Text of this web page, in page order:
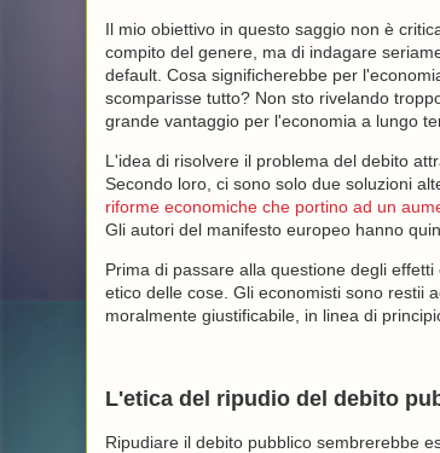
Il mio obiettivo in questo saggio non è
compito del genere, ma di indagare
default. Cosa significherebbe per
scomparisse tutto? Non sto rivelando
grande vantaggio per l'economia a lungo
L'idea di risolvere il problema del debito
Secondo loro, ci sono solo due soluzioni
riforme economiche che portino ad un
Gli autori del manifesto europeo hanno
Prima di passare alla questione degli
etico delle cose. Gli economisti sono restii
moralmente giustificabile, in linea di
L'etica del ripudio del debito
Ripudiare il debito pubblico sembrerebbe